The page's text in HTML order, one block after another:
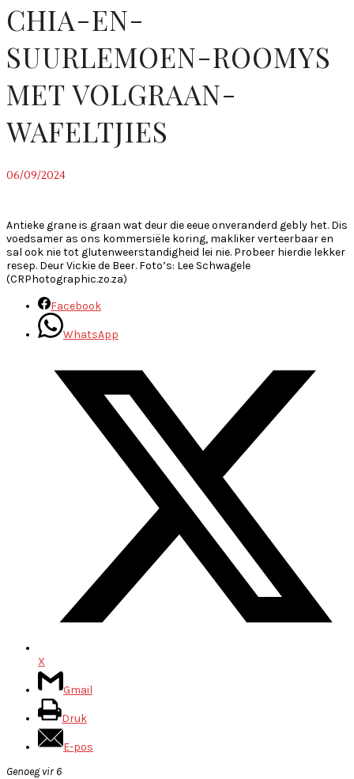
CHIA-EN-
SUURLEMOEN-ROOMYS
MET VOLGRAAN-
WAFELTJIES
06/09/2024
Antieke grane is graan wat deur die eeue onveranderd gebly het. Dis
voedsamer as ons kommersiële koring, makliker verteerbaar en
sal ook nie tot glutenweerstandigheid lei nie. Probeer hierdie lekker
resep. Deur Vickie de Beer. Foto’s: Lee Schwagele
(CRPhotographic.zo.za)
Facebook
WhatsApp
X
Gmail
Druk
E-pos
Genoeg vir 6